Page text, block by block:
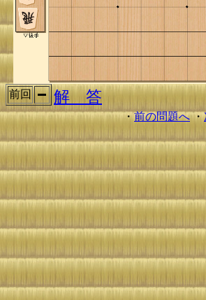
前回 解 答
・前の問題へ・